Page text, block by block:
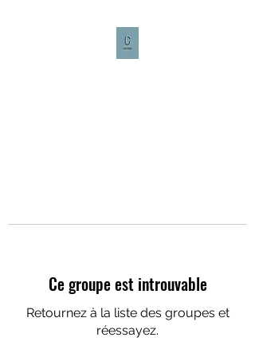
Ce groupe est introuvable
Retournez à la liste des groupes et
réessayez.